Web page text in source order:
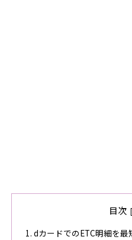
目次
dカードでのETC明細を